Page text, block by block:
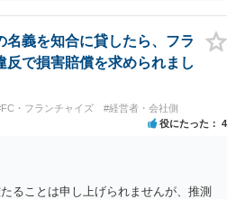
いくことも検討すべきかと考えます。
名義を知合に貸したら、フラ
反で損害賠償を求められまし
・フランチャイズ #経営者・会社側
役にたった 4
ることは申し上げられませんが、推測